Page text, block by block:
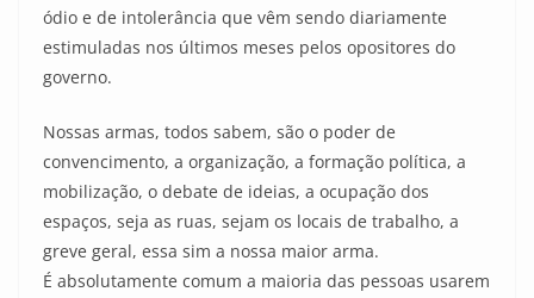
ódio e de intolerância que vêm sendo diariamente
estimuladas nos últimos meses pelos opositores do
governo.
Nossas armas, todos sabem, são o poder de
convencimento, a organização, a formação política, a
mobilização, o debate de ideias, a ocupação dos
espaços, seja as ruas, sejam os locais de trabalho, a
greve geral, essa sim a nossa maior arma.
É absolutamente comum a maioria das pessoas usarem